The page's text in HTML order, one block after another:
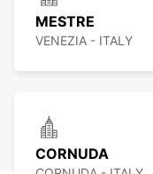
MESTRE
VENEZIA - ITALY
CORNUDA